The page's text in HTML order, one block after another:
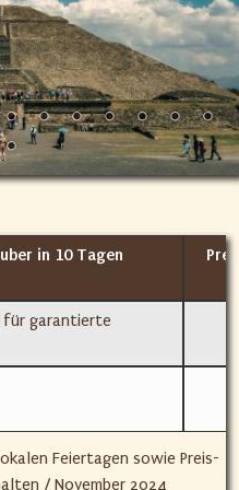
in 10 Tagen
für garantierte
Feiertagen sowie Preis-
/ November 2024